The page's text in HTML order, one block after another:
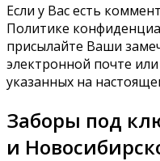
Если у Вас есть
Политике
присылайте Ваши
электронной почте
указанных на
Заборы под
и